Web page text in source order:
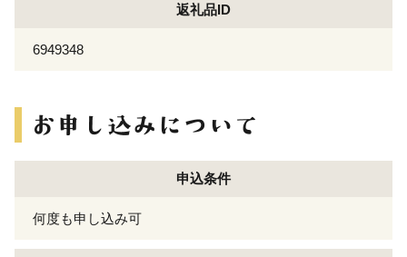
返礼品ID
6949348
申込条件
何度も申し込み可